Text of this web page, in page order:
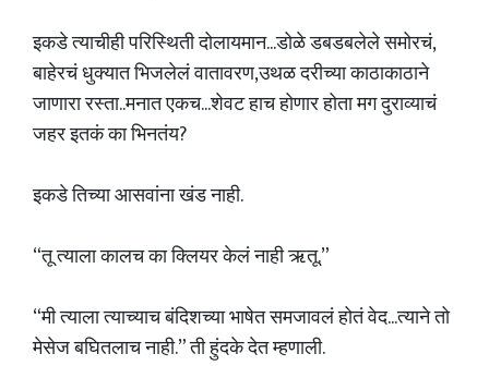
इकडे त्याचीही परिस्थिती दोलायमान...डोळे डबडबलेले समोरचं,
बाहेरचं धुक्यात भिजलेलं वातावरण,उथळ दरीच्या काठाकाठाने
जाणारा रस्ता..मनात एकच...शेवट हाच होणार होता मग दुराव्याचं
जहर इतकं का भिनतंय?
इकडे तिच्या आसवांना खंड नाही.
“तू त्याला कालच का क्लियर केलं नाही ऋतू.”
“मी त्याला त्याच्याच बंदिशच्या भाषेत समजावलं होतं वेद...त्याने तो
मेसेज बघितलाच नाही.” ती हुंदके देत म्हणाली.